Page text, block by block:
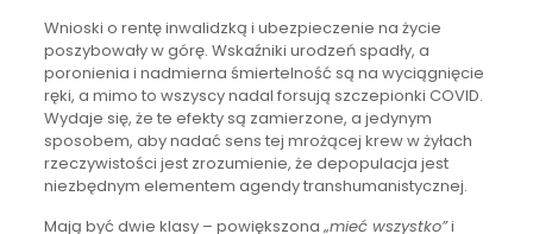
Wnioski o rentę inwalidzką i ubezpieczenie na życie
poszybowały w górę. Wskaźniki urodzeń spadły, a
poronienia i nadmierna śmiertelność są na wyciągnięcie
ręki, a mimo to wszyscy nadal forsują szczepionki COVID.
Wydaje się, że te efekty są zamierzone, a jedynym
sposobem, aby nadać sens tej mrożącej krew w żyłach
rzeczywistości jest zrozumienie, że depopulacja jest
niezbędnym elementem agendy transhumanistycznej.
Mają być dwie klasy – powiększona „mieć wszystko”i